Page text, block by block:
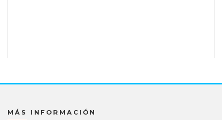
MÁS INFORMACIÓN